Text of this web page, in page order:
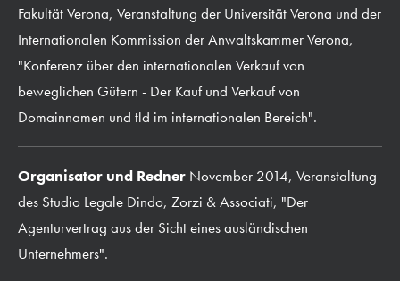
Fakultät Verona, Veranstaltung der Universität Verona und der
Internationalen Kommission der Anwaltskammer Verona,
"Konferenz über den internationalen Verkauf von
beweglichen Gütern - Der Kauf und Verkauf von
Domainnamen und tld im internationalen Bereich".
Organisator und Redner November 2014, Veranstaltung
des Studio Legale Dindo, Zorzi & Associati, "Der
Agenturvertrag aus der Sicht eines ausländischen
Unternehmers".